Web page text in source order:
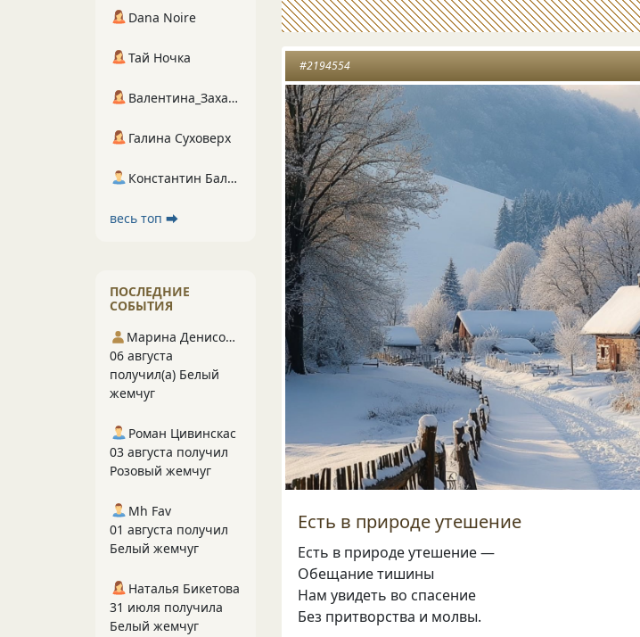
#2194554
Есть в природе утешение
Есть в природе утешение —
Обещание тишины
Нам увидеть во спасение
Без притворства и молвы.
Dana Noire
Тай Ночка
Валентина_Захарова
Галина Суховерх
Константин Балухта
весь топ ⮕
ПОСЛЕДНИЕ
СОБЫТИЯ
Марина Денисова 5
06 августа
получил(а) Белый
жемчуг
Роман Цивинскас
03 августа получил
Розовый жемчуг
Mh Fav
01 августа получил
Белый жемчуг
Наталья Бикетова
31 июля получила
Белый жемчуг